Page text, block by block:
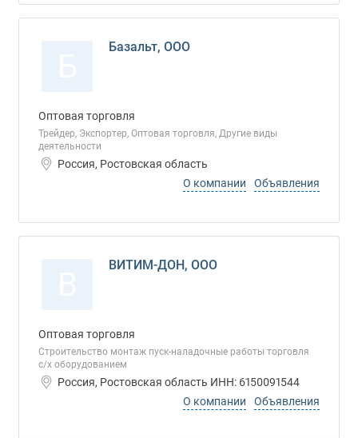
Базальт, ООО
Оптовая торговля
Трейдер, Экспортер, Оптовая торговля, Другие виды
деятельности
Россия, Ростовская область
О компании
Объявления
ВИТИМ-ДОН, ООО
Оптовая торговля
Строительство монтаж пуск-наладочные работы торговля
с/х оборудованием
Россия, Ростовская область ИНН: 6150091544
О компании
Объявления